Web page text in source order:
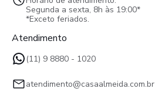
Segunda a sexta, 8h às 19:00*
*Exceto feriados.
Atendimento
(11) 9 8880 - 1020
atendimento@casaalmeida.com.br